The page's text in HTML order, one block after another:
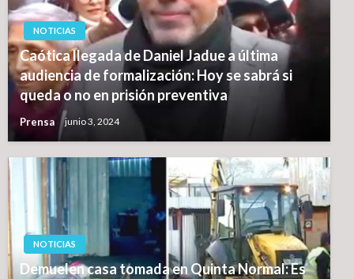
NOTICIAS
Caótica llegada de Daniel Jadue a última
audiencia de formalización: Hoy se sabrá si
queda o no en prisión preventiva
Prensa junio 3, 2024
NOTICIAS
Demuelen casa tomada en Quinta Normal: Es